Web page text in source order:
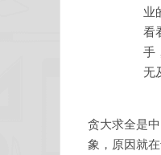
业
看
手
无
贪大求全是
象，原因就